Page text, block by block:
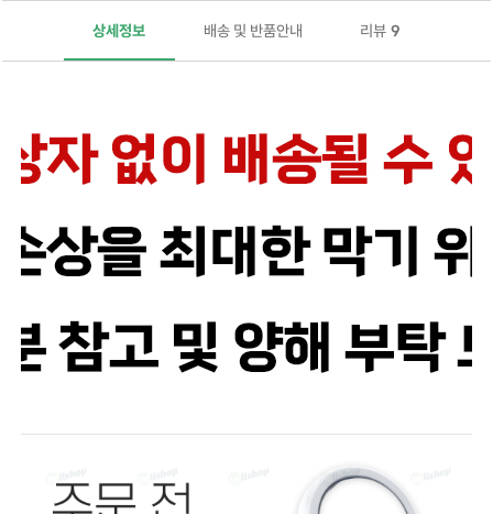
상세정보 배송 및 반품안내 리뷰 9